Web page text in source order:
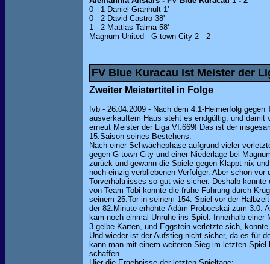
0 - 1 Daniel Granhult 1'
0 - 2 David Castro 38'
1 - 2 Mattias Talma 58'
Magnum United - G-town City 2 - 2
FV Blue Kuracau ist Meister der
Zweiter Meistertitel in Folge
fvb - 26.04.2009 - Nach dem 4:1-Heimerfolg
ausverkauftem Haus steht es endgültig, und
erneut Meister der Liga VI.669! Das ist der
15.Saison seines Bestehens.
Nach einer Schwächephase aufgrund vieler
gegen G-town City und einer Niederlage bei
zurück und gewann die Spiele gegen Klappt nix
noch einzig verbliebenen Verfolger. Aber schon
Torverhältnisses so gut wie sicher. Deshalb
von Team Tobi konnte die frühe Führung durch
seinem 25.Tor in seinem 154. Spiel vor der
der 82.Minute erhöhte Ádám Probocskai zum 3:0.
kam noch einmal Unruhe ins Spiel. Innerhalb
3 gelbe Karten, und Eggstein verletzte sich,
Und wieder ist der Aufstieg nicht sicher, da es für
kann man mit einem weiteren Sieg im letzten
schaffen.